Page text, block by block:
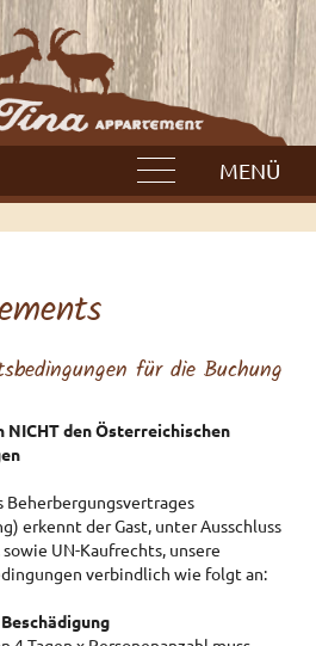
für die Buchung
NICHT den Österreichischen
Beherbergungsvertrages
erkennt der Gast, unter Ausschluss
sowie UN-Kaufrechts, unsere
verbindlich wie folgt an:
MENÜ